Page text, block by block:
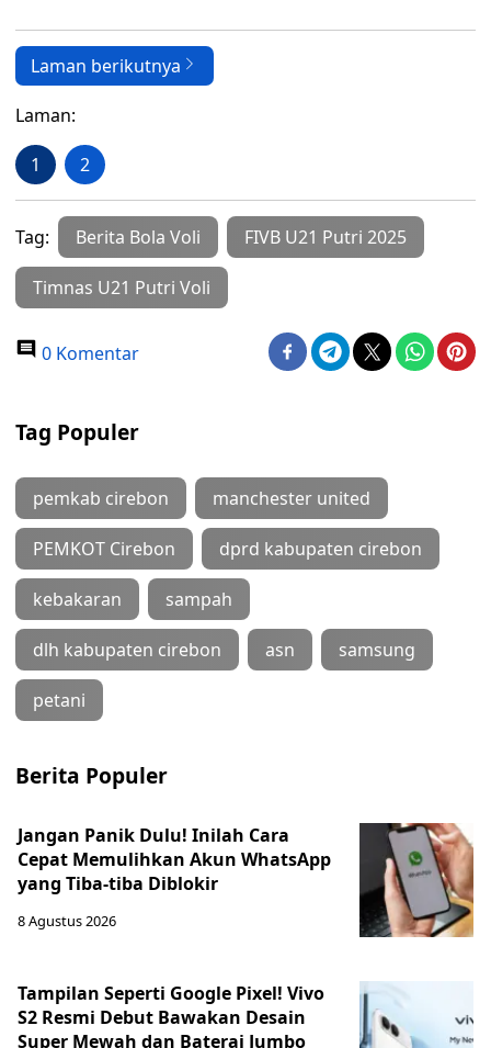
Laman berikutnya
Laman:
1 2
Tag: Berita Bola Voli FIVB U21 Putri 2025
Timnas U21 Putri Voli
0 Komentar
Tag Populer
pemkab cirebon manchester united
PEMKOT Cirebon dprd kabupaten cirebon
kebakaran sampah
dlh kabupaten cirebon asn samsung
petani
Berita Populer
Jangan Panik Dulu! Inilah Cara
Cepat Memulihkan Akun WhatsApp
yang Tiba-tiba Diblokir
8 Agustus 2026
Tampilan Seperti Google Pixel! Vivo
S2 Resmi Debut Bawakan Desain
Super Mewah dan Baterai Jumbo